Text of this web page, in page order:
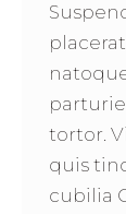
tortor.
quis
cubilia